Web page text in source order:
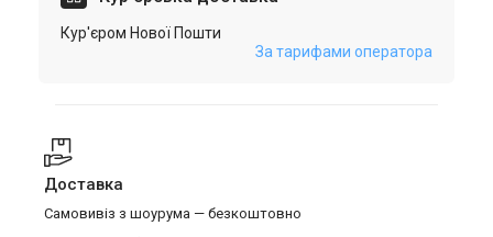
Кур'єром Нової Пошти
За тарифами оператора
Доставка
Самовивіз з шоурума — безкоштовно